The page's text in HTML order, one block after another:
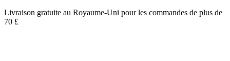
Livraison gratuite au Royaume-Uni pour les commandes de plus de
70 £